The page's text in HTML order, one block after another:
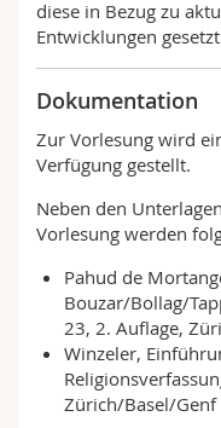
diese in Bezug zu
Entwicklungen
Dokumentation
Zur Vorlesung wird
Verfügung gestellt.
Neben den
Vorlesung werden
Pahud de
Bouzar/Bollag/
23, 2. Auflage,
Winzeler,
Zürich/Basel/Genf